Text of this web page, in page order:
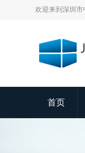
欢迎来到深圳市
首页